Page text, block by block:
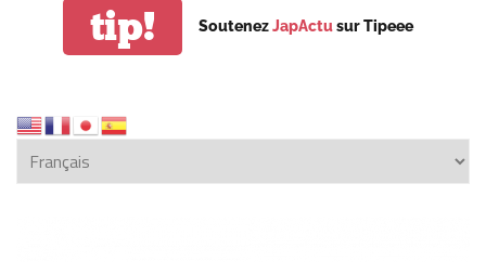
tip! SoutenezJapActusur Tipeee